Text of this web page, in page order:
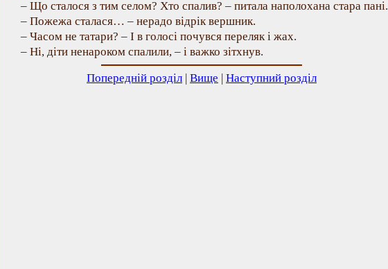
– Що сталося з тим селом? Хто спалив? – питала наполохана стара пані.
– Пожежа сталася… – нерадо відрік вершник.
– Часом не татари? – І в голосі почувся переляк і жах.
– Ні, діти ненароком спалили, – і важко зітхнув.
Попередній розділ | Вище | Наступний розділ